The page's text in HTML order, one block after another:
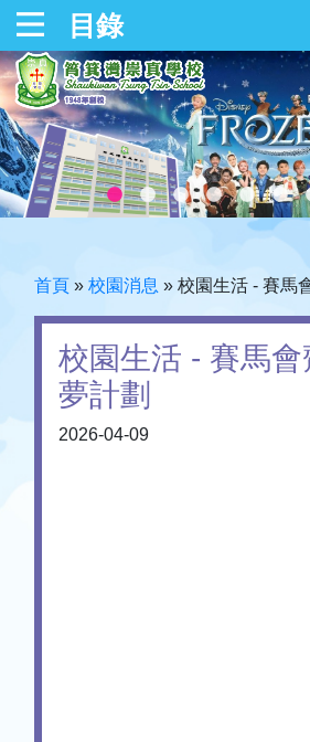
目錄
首頁 » 校園消息 » 校園生活 - 賽馬
校園生活 - 賽馬會
夢計劃
2026-04-09